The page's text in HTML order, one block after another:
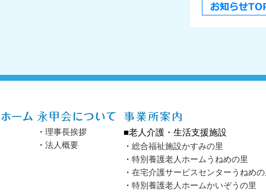
・ 理事長挨拶
・ 法人概要
■老人介護・生活支援施設
・ 総合福祉施設かすみの里
・ 特別養護老人ホームうねめの里
・ 在宅介護サービスセンターうねめ
・ 特別養護老人ホームかいぞうの里